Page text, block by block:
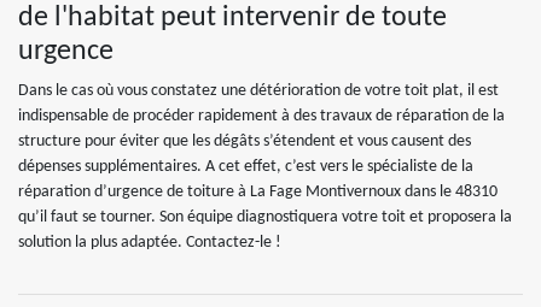
de l'habitat peut intervenir de toute
urgence
Dans le cas où vous constatez une détérioration de votre toit plat, il est
indispensable de procéder rapidement à des travaux de réparation de la
structure pour éviter que les dégâts s’étendent et vous causent des
dépenses supplémentaires. A cet effet, c’est vers le spécialiste de la
réparation d’urgence de toiture à La Fage Montivernoux dans le 48310
qu’il faut se tourner. Son équipe diagnostiquera votre toit et proposera la
solution la plus adaptée. Contactez-le !